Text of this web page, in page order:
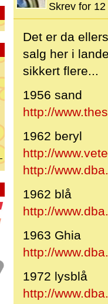
Skrev for
Det er da
salg her i
sikkert flere...
1956 sand
http://
1962 beryl
http://
http://
1962 blå
http://
1963 Ghia
http://
1972 lysblå
http://